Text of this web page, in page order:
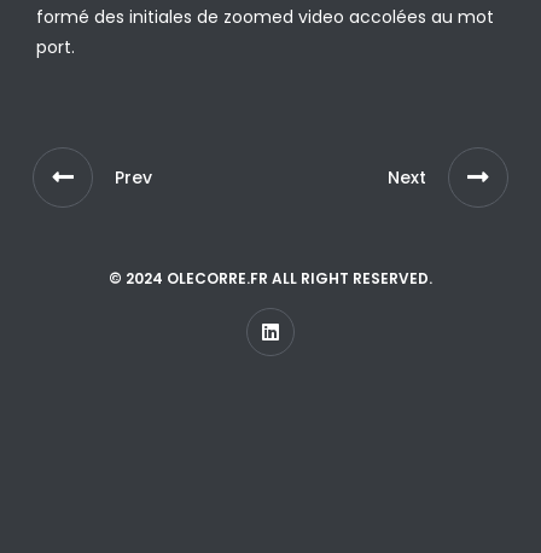
formé des initiales de zoomed video accolées au mot
port.
Prev Next
© 2024 OLECORRE.FR ALL RIGHT RESERVED.